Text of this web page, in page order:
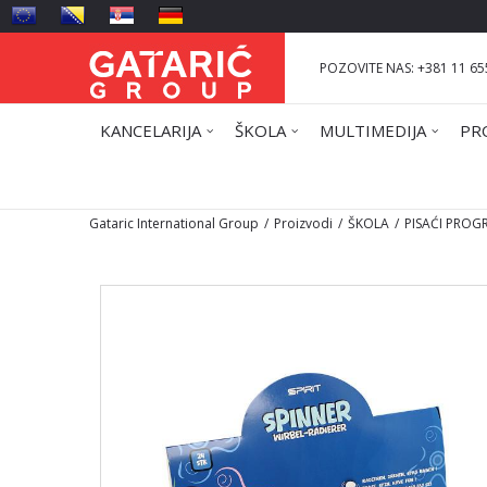
POZOVITE NAS: +381 11
KANCELARIJA ŠKOLA MULTIMEDIJA
Gataric International Group Proizvodi ŠKOLA PISAĆI